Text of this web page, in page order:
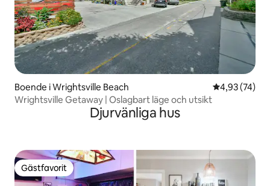
Boende i Wrightsville Beach 4,93 av 5 i
4,93 (74)
Wrightsville Getaway | Oslagbart läge och utsikt
Djurvänliga hus
Gästfavorit
Gästfavorit